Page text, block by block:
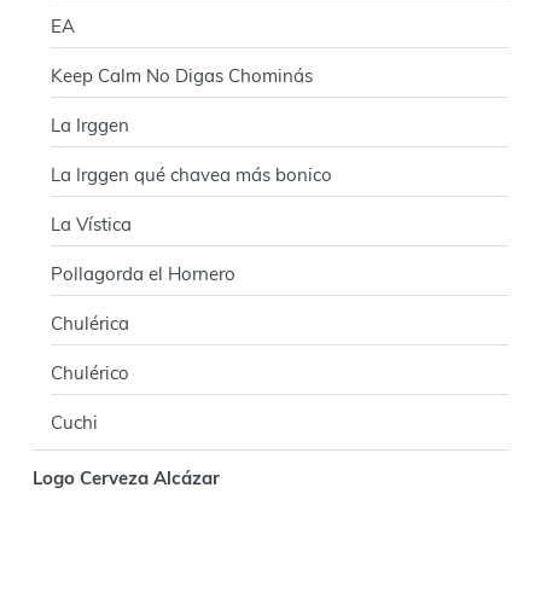
EA
Keep Calm No Digas Chominás
La Irggen
La Irggen qué chavea más bonico
La Vística
Pollagorda el Hornero
Chulérica
Chulérico
Cuchi
Logo Cerveza Alcázar